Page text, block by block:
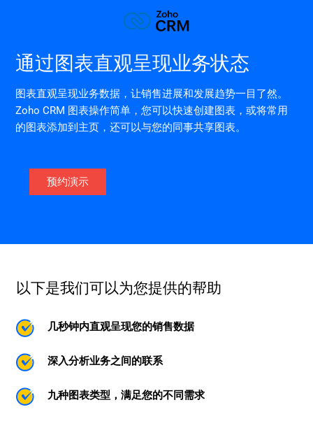
通过图表直观呈现业务状态
图表直观呈现业务数据，让销售进展和发展趋势一目了然。
Zoho CRM 图表操作简单，您可以快速创建图表，或将常用
的图表添加到主页，还可以与您的同事共享图表。
预约演示
以下是我们可以为您提供的帮助
几秒钟内直观呈现您的销售数据
深入分析业务之间的联系
九种图表类型，满足您的不同需求